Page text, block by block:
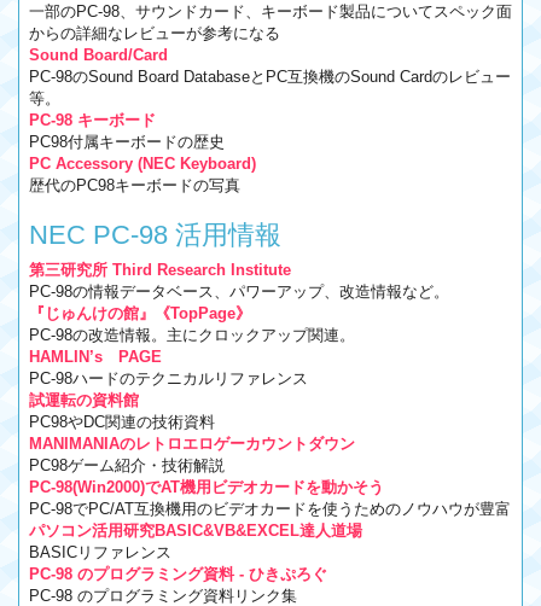
一部のPC-98、サウンドカード、キーボード製品についてスペック面
からの詳細なレビューが参考になる
Sound Board/Card
PC-98のSound Board DatabaseとPC互換機のSound Cardのレビュー
等。
PC-98 キーボード
PC98付属キーボードの歴史
PC Accessory (NEC Keyboard)
歴代のPC98キーボードの写真
NEC PC-98 活用情報
第三研究所 Third Research Institute
PC-98の情報データベース、パワーアップ、改造情報など。
『じゅんけの館』《TopPage》
PC-98の改造情報。主にクロックアップ関連。
HAMLIN’s PAGE
PC-98ハードのテクニカルリファレンス
試運転の資料館
PC98やDC関連の技術資料
MANIMANIAのレトロエロゲーカウントダウン
PC98ゲーム紹介・技術解説
PC-98(Win2000)でAT機用ビデオカードを動かそう
PC-98でPC/AT互換機用のビデオカードを使うためのノウハウが豊富
パソコン活用研究BASIC&VB&EXCEL達人道場
BASICリファレンス
PC-98 のプログラミング資料 - ひきぷろぐ
PC-98 のプログラミング資料リンク集